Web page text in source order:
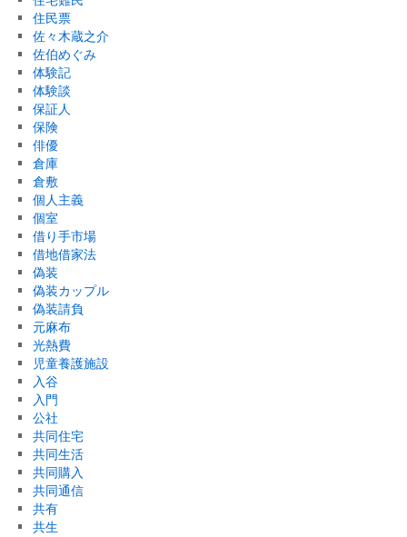
住民票
佐々木蔵之介
佐伯めぐみ
体験記
体験談
保証人
保険
俳優
倉庫
倉敷
個人主義
個室
借り手市場
借地借家法
偽装
偽装カップル
偽装請負
元麻布
光熱費
児童養護施設
入谷
入門
公社
共同住宅
共同生活
共同購入
共同通信
共有
共生